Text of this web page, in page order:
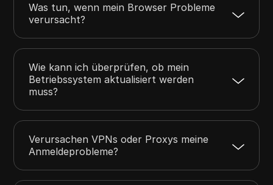
Was tun, wenn mein Browser Probleme
verursacht?
Wie kann ich überprüfen, ob mein
Betriebssystem aktualisiert werden
muss?
Verursachen VPNs oder Proxys meine
Anmeldeprobleme?